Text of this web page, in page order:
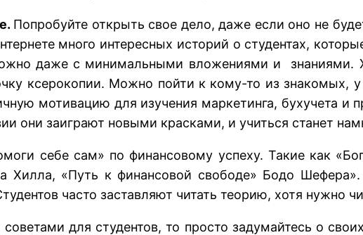
Попробуйте открыть свое дело, даже если оно не
много интересных историй о студентах,
даже с минимальными вложениями и знаниями.
ксерокопии. Можно пойти к кому-то из знакомых,
мотивацию для изучения маркетинга, бухучета и
они заиграют новыми красками, и учиться станет
себе сам» по финансовому успеху. Такие как
Хилла, «Путь к финансовой свободе» Бодо
часто заставляют читать теорию, хотя нужно
для студентов, то просто задумайтесь о